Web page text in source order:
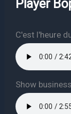
Player
C'est l'heure
Show business